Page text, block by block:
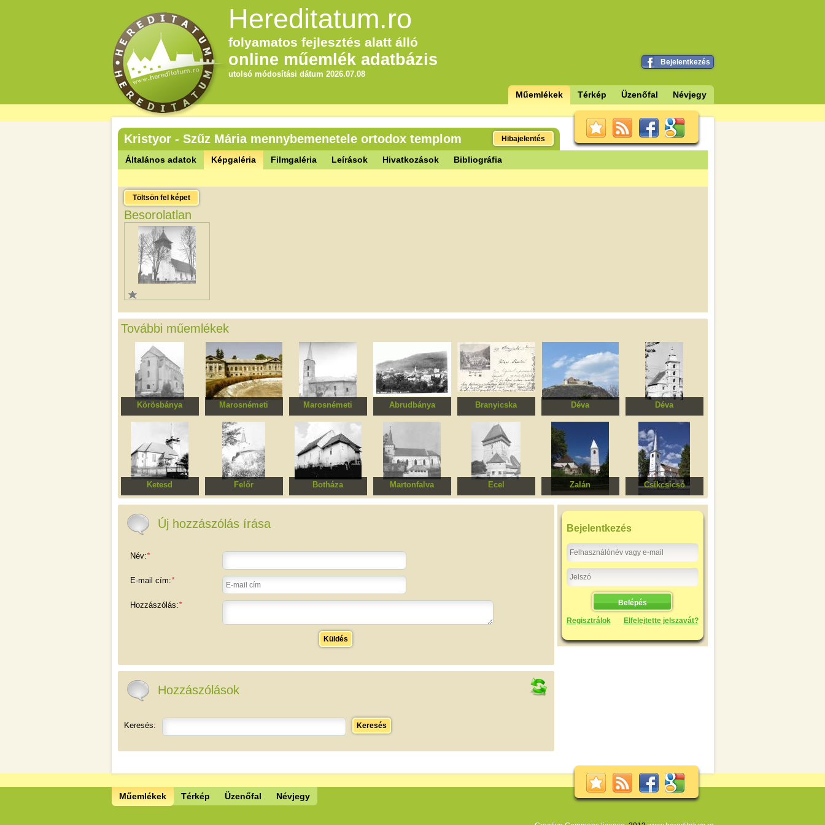
Hereditatum.ro
folyamatos fejlesztés alatt álló
online műemlék adatbázis
utolsó módosítási dátum 2026.07.08
Bejelentkezés
Műemlékek Térkép Üzenőfal Névjegy
Kristyor - Szűz Mária mennybemenetele ortodox templom Hibajelentés
Általános adatok Képgaléria Filmgaléria Leírások Hivatkozások Bibliográfia
Töltsön fel képet
Besorolatlan
További műemlékek
Körösbánya
Ferences kolostor
Marosnémeti
Gyulay Ferencz
kastély
Marosnémeti
Református templom
Abrudbánya
Római katolikus
Branyicska
Jósika kastély
Déva
Dévai vár
Déva
Ferences kolostor
Ketesd
Református templom
Felőr
Református templom
Botháza
Református templom
Martonfalva
Erődített evangélikus
Ecel
Erődített evangélikus
Zalán
Református templom
Csíkcsicsó
Római katolikus
templomegyüttes
Új hozzászólás írása
Név:*
E-mail cím:*
Hozzászólás:*
Küldés
Hozzászólások
Keresés: Keresés
Bejelentkezés
Regisztrálok Elfelejtette jelszavát?
Műemlékek Térkép Üzenőfal Névjegy